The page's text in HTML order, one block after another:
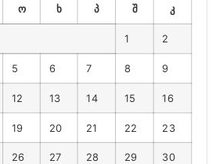
ო ხ პ შ კ
1 2
5 6 7 8 9
12 13 14 15 16
19 20 21 22 23
26 27 28 29 30